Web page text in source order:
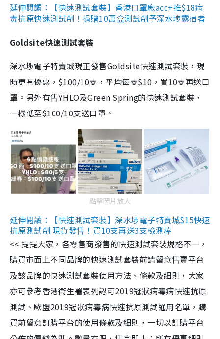
延伸閱讀：【快速測試套裝】香港口罩廠acc+推$18病
毒抗原快速測試劑！捐贈10萬盒測試劑予深水埗露宿者
Goldsite快速測試套裝
深水埗電子特賣城現正發售Goldsite快速測試套裝，現
時更有優惠，$100/10支，平均每支$10，買10支再送口
罩。另外有售YHLO及Green Spring的快速測試套裝，
一樣低至$100/10支送口罩。
點擊圖片放大
延伸閱讀：【快速測試套裝】深水埗電子特賣城$15快速
抗原測試劑 現貨發售！買10支再送3支檢測棒
<< 提提大家，各零售商發售的快速測試套裝規格不一，
購買市面上不同品牌的快速測試套裝前請留意售賣平台
及該品牌的快速測試套裝使用方法、條款及細則，大家
亦可參考香港衞生署表列認可2019冠狀病毒病快速抗原
測試、歐盟2019冠狀病毒病快速抗原測試通用名單，購
買前留意訂購平台的使用條款及細則，一切以訂購平台